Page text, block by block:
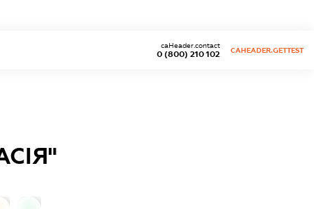
0 (800) 210 102
caHeader.contact
CAHEADER.GETTEST